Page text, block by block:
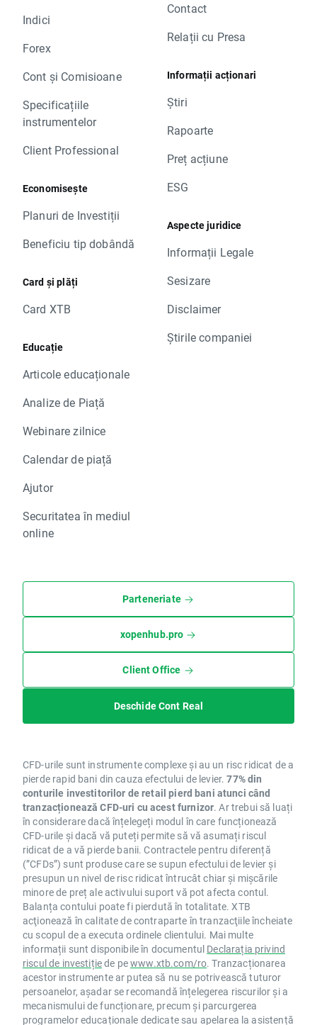
Indici
Forex
Cont și Comisioane
Specificațiile
instrumentelor
Client Professional
Economisește
Planuri de Investiții
Beneficiu tip dobândă
Card și plăți
Card XTB
Educație
Articole educaționale
Analize de Piață
Webinare zilnice
Calendar de piață
Ajutor
Securitatea în mediul
online
Contact
Relații cu Presa
Informații acționari
Știri
Rapoarte
Preț acțiune
ESG
Aspecte juridice
Informații Legale
Sesizare
Disclaimer
Știrile companiei
Parteneriate
xopenhub.pro
Client Office
Deschide Cont Real
CFD-urile sunt instrumente complexe și au un risc ridicat de a
pierde rapid bani din cauza efectului de levier.77% din
conturile investitorilor de retail pierd bani atunci când
tranzacționează CFD-uri cu acest furnizor. Ar trebui să luați
în considerare dacă înțelegeți modul în care funcționează
CFD-urile și dacă vă puteți permite să vă asumați riscul
ridicat de a vă pierde banii. Contractele pentru diferență
(”CFDs”) sunt produse care se supun efectului de levier și
presupun un nivel de risc ridicat întrucât chiar și mișcările
minore de preț ale activului suport vă pot afecta contul.
Balanța contului poate fi pierdută în totalitate. XTB
acţionează în calitate de contraparte în tranzacţiile încheiate
cu scopul de a executa ordinele clientului. Mai multe
informații sunt disponibile în documentul Declarația privind
riscul de investițiede pewww.xtb.com/ro. Tranzacționarea
acestor instrumente ar putea să nu se potrivească tuturor
persoanelor, așadar se recomandă înțelegerea riscurilor și a
mecanismului de funcționare, precum și parcurgerea
programelor educaționale dedicate sau apelarea la asistență